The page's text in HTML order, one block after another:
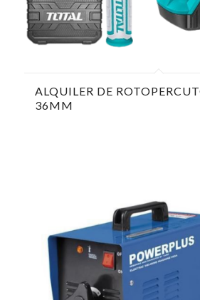
ALQUILER DE
36MM